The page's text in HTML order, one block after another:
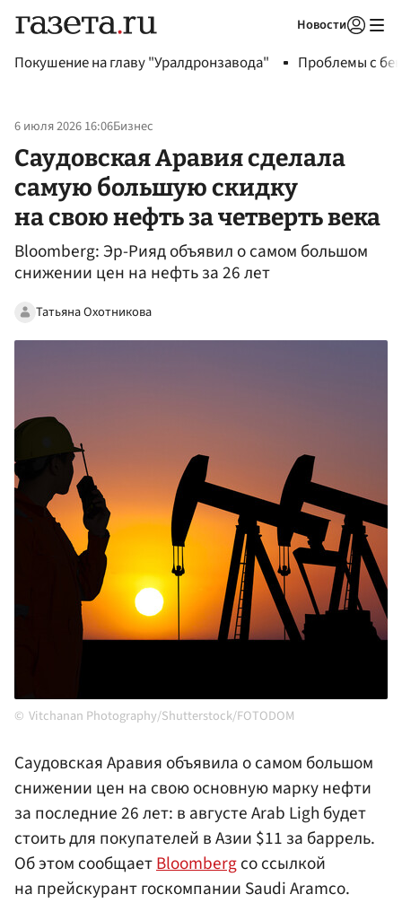
Новости
Покушение на главу "Уралдронзавода" Проблемы с
6 июля 2026 16:06Бизнес
Саудовская Аравия сделала
самую большую скидку
на свою нефть за четверть века
Bloomberg: Эр-Рияд объявил о самом большом
снижении цен на нефть за 26 лет
Татьяна Охотникова
Vitchanan Photography/Shutterstock/FOTODOM
Саудовская Аравия объявила о самом большом
снижении цен на свою основную марку нефти
за последние 26 лет: в августе Arab Ligh будет
стоить для покупателей в Азии $11 за баррель.
Об этом сообщаетBloombergсо ссылкой
на прейскурант госкомпании Saudi Aramco.